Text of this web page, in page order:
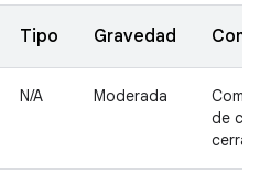
Tipo Gravedad
N/A Moderada
de